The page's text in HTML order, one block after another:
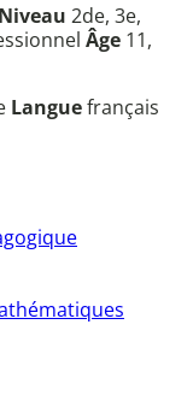
Niveau 2de, 3e,
Âge 11,
Languefrançais